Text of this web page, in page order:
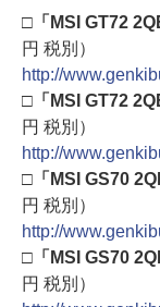
□「MSI GT72
円 税別）
http://
□「MSI GT72
円 税別）
http://
□「MSI GS70
円 税別）
http://
□「MSI GS70
円 税別）